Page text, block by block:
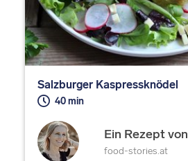
Salzburger Kaspressknödel
40 min
Ein Rezept von
food-stories.at